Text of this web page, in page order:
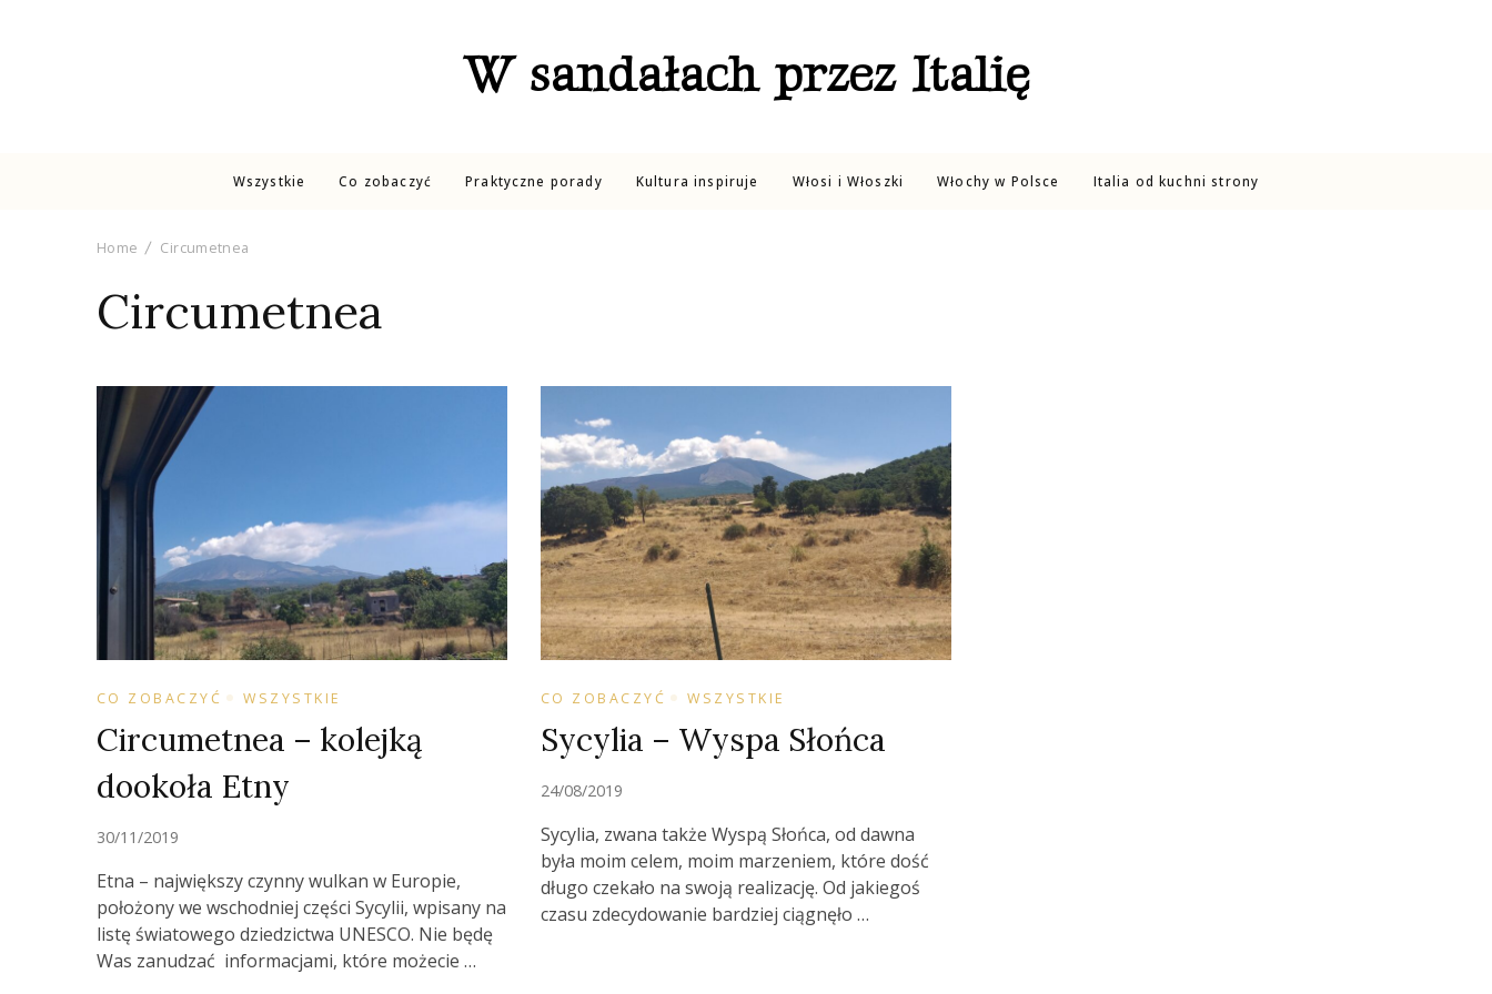
W sandałach przez Italię
Wszystkie Co zobaczyć Praktyczne porady Kultura inspiruje Włosi i Włoszki Włochy w Polsce Italia od kuchni strony
Home Circumetnea
Circumetnea
CO ZOBACZYĆ WSZYSTKIE
Circumetnea – kolejką
dookoła Etny
30/11/2019
Etna – największy czynny wulkan w Europie,
położony we wschodniej części Sycylii, wpisany na
listę światowego dziedzictwa UNESCO. Nie będę
Was zanudzać informacjami, które możecie …
CO ZOBACZYĆ WSZYSTKIE
Sycylia – Wyspa Słońca
24/08/2019
Sycylia, zwana także Wyspą Słońca, od dawna
była moim celem, moim marzeniem, które dość
długo czekało na swoją realizację. Od jakiegoś
czasu zdecydowanie bardziej ciągnęło …